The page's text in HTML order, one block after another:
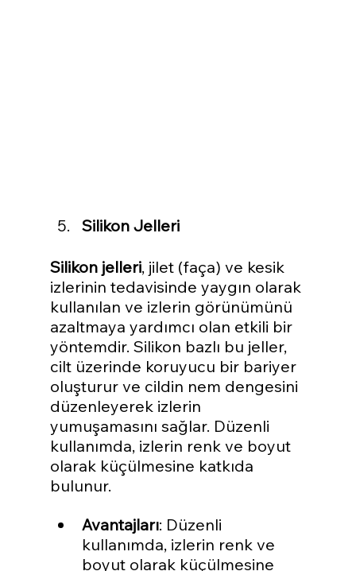
Silikon Jelleri
Silikon jelleri, jilet (faça) ve kesik
izlerinin tedavisinde yaygın olarak
kullanılan ve izlerin görünümünü
azaltmaya yardımcı olan etkili bir
yöntemdir. Silikon bazlı bu jeller,
cilt üzerinde koruyucu bir bariyer
oluşturur ve cildin nem dengesini
düzenleyerek izlerin
yumuşamasını sağlar. Düzenli
kullanımda, izlerin renk ve boyut
olarak küçülmesine katkıda
bulunur.
Avantajları: Düzenli
kullanımda, izlerin renk ve
boyut olarak küçülmesine